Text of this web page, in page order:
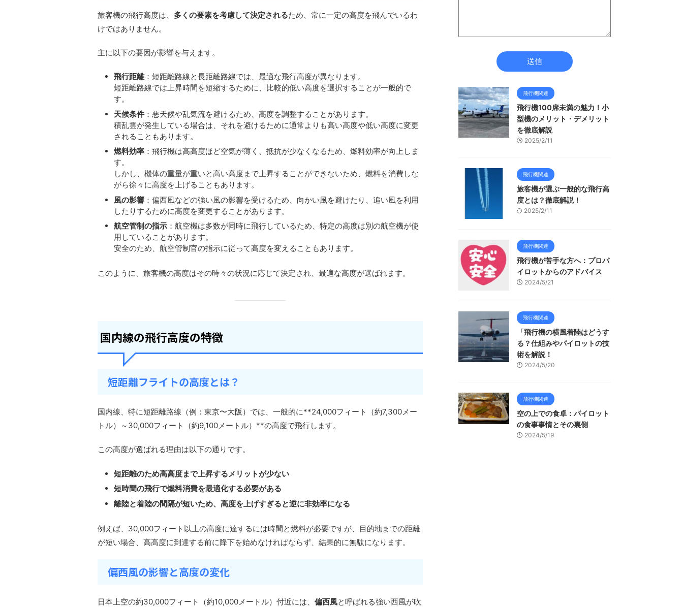
旅客機の飛行高度は、 多くの要素を考慮して決定されるため、常に一定の高度を飛んでいるわ
けではありません。
主に以下の要因が影響を与えます。
飛行距離：短距離路線と長距離路線では、最適な飛行高度が異なります。
短距離路線では上昇時間を短縮するために、比較的低い高度を選択することが一般的で
す。
天候条件 ：悪天候や乱気流を避けるため、高度を調整することがあります。
積乱雲が発生している場合は、それを避けるために通常よりも高い高度や低い高度に変更
されることもあります。
燃料効率 ：飛行機は高高度ほど空気が薄く、抵抗が少なくなるため、燃料効率が向上しま
す。
しかし、機体の重量が重いと高い高度まで上昇することができないため、燃料を消費しな
がら徐々に高度を上げることもあります。
風の影響 ：偏西風などの強い風の影響を受けるため、向かい風を避けたり、追い風を利用
したりするために高度を変更することがあります。
航空管制の指示 ：航空機は多数が同時に飛行しているため、特定の高度は別の航空機が使
用していることがあります。
安全のため、航空管制官の指示に従って高度を変えることもあります。
このように、旅客機の高度はその時々の状況に応じて決定され、最適な高度が選ばれます。
国内線の飛行高度の特徴
短距離フライトの高度とは？
国内線、特に短距離路線（例：東京〜大阪）では、一般的に**24,000フィート（約7,300メー
トル）～30,000フィート（約9,100メートル）**の高度で飛行します。
この高度が選ばれる理由は以下の通りです。
短距離のため高高度まで上昇するメリットが少ない
短時間の飛行で燃料消費を最適化する必要がある
離陸と着陸の間隔が短いため、高度を上げすぎると逆に非効率になる
例えば、30,000フィート以上の高度に達するには時間と燃料が必要ですが、目的地までの距離
が短い場合、高高度に到達する前に降下を始めなければならず、結果的に無駄になります。
偏西風の影響と高度の変化
日本上空の約30,000フィート（約10,000メートル）付近には、 偏西風と呼ばれる強い西風が吹
飛行機関連
飛行機100席未満の魅力！小
型機のメリット・デメリット
を徹底解説
2025/2/11
飛行機関連
旅客機が選ぶ一般的な飛行高
度とは？徹底解説！
2025/2/11
飛行機関連
飛行機が苦手な方へ：プロパ
イロットからのアドバイス
2024/5/21
飛行機関連
「飛行機の横風着陸はどうす
る？仕組みやパイロットの技
術を解説！
2024/5/20
飛行機関連
空の上での食卓：パイロット
の食事事情とその裏側
2024/5/19